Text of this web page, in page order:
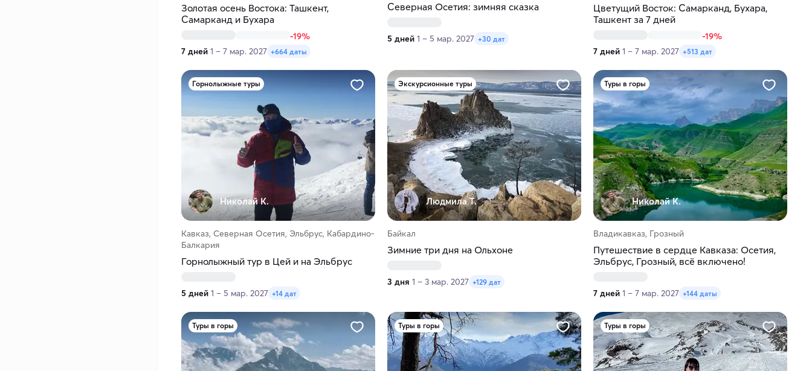
Золотая осень Востока: Ташкент,
Самарканд и Бухара
-19%
7 дней 1 – 7 мар. 2027 +664 даты
Северная Осетия: зимняя сказка
5 дней 1 – 5 мар. 2027 +30 дат
Цветущий Восток: Самарканд, Бухара,
Ташкент за 7 дней
-19%
7 дней 1 – 7 мар. 2027 +513 дат
Горнолыжные туры
Николай К.
Кавказ, Северная Осетия, Эльбрус, Кабардино-
Балкария
Горнолыжный тур в Цей и на Эльбрус
5 дней 1 – 5 мар. 2027 +14 дат
Экскурсионные туры
Людмила Т.
Байкал
Зимние три дня на Ольхоне
3 дня 1 – 3 мар. 2027 +129 дат
Туры в горы
Николай К.
Владикавказ, Грозный
Путешествие в сердце Кавказа: Осетия,
Эльбрус, Грозный, всё включено!
7 дней 1 – 7 мар. 2027 +144 даты
Туры в горы Туры в горы Туры в горы